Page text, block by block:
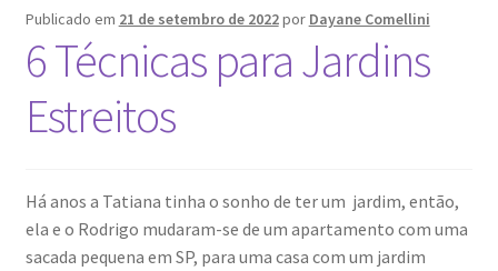
Loja
Publicado em 21 de setembro de 2022por Dayane Comellini
6 Técnicas para Jardins
Estreitos
Há anos a Tatiana tinha o sonho de ter um jardim, então,
ela e o Rodrigo mudaram-se de um apartamento com uma
sacada pequena em SP, para uma casa com um jardim